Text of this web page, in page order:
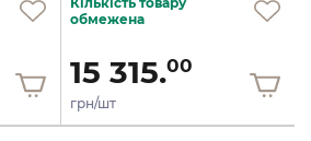
обмежена
15 315.00
грн/шт